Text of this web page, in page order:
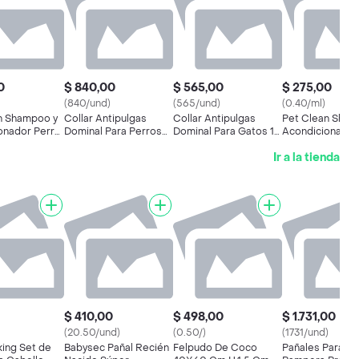
Shampoo y
Perro
$ 840,00
(840/und)
Collar Antipulgas
Dominal Para Perros
$ 565,00
(565/und)
Collar Antipulgas
Dominal Para Gatos 1
$ 275,00
(0.40/ml)
Pet Clean
Ir a la tienda
Set de
$ 410,00
(20.50/und)
Babysec Pañal Recién
$ 498,00
(0.50/)
Felpudo De Coco
$ 1.731,00
(1731/und)
Pañales Para